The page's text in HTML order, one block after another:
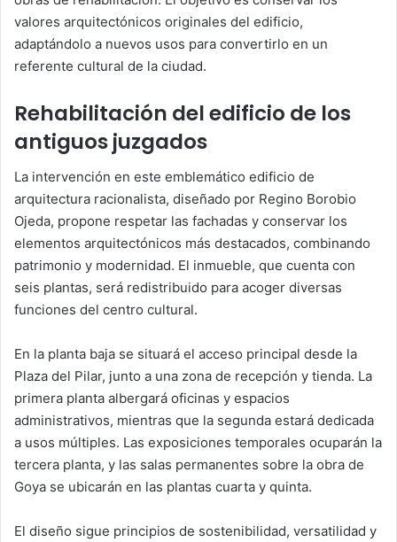
valores arquitectónicos originales del edificio,
adaptándolo a nuevos usos para convertirlo en un
referente cultural de la ciudad.
Rehabilitación del edificio de los
antiguos juzgados
La intervención en este emblemático edificio de
arquitectura racionalista, diseñado por Regino Borobio
Ojeda, propone respetar las fachadas y conservar los
elementos arquitectónicos más destacados, combinando
patrimonio y modernidad. El inmueble, que cuenta con
seis plantas, será redistribuido para acoger diversas
funciones del centro cultural.
En la planta baja se situará el acceso principal desde la
Plaza del Pilar, junto a una zona de recepción y tienda. La
primera planta albergará oficinas y espacios
administrativos, mientras que la segunda estará dedicada
a usos múltiples. Las exposiciones temporales ocuparán la
tercera planta, y las salas permanentes sobre la obra de
Goya se ubicarán en las plantas cuarta y quinta.
El diseño sigue principios de sostenibilidad, versatilidad y